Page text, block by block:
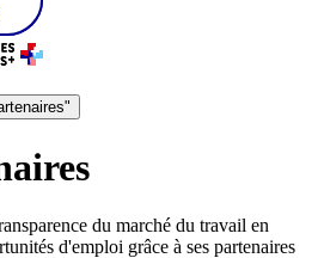
du marché du travail en
d'emploi grâce à ses partenaires